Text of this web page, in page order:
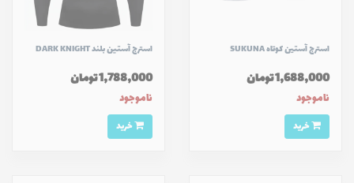
استرج آستين كوتاه SUKUNA
1,688,000 تومان
ناموجود
استرج آستین بلند DARK KNIGHT
1,788,000 تومان
ناموجود